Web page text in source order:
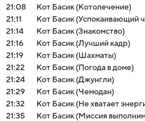
21:08
Кот Басик (Котолечение)
21:11
Кот Басик (Успокаивающий
21:14
Кот Басик (Знакомство)
21:16
Кот Басик (Лучший кадр)
21:19
Кот Басик (Шахматы)
21:22
Кот Басик (Погода в доме)
21:24
Кот Басик (Джунгли)
21:29
Кот Басик (Чемодан)
21:32
Кот Басик (Не хватает
21:35
Кот Басик (Миссия